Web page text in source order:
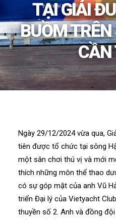
TẠI GIẢI
BUỒM
CẦN
Ngày 29/12/2024 vừa qua,
tiên được tổ chức tại sông
một sân chơi thú vị và mới
thích những môn thể thao
có sự góp mặt của anh Vũ
triển Đại lý của Vietyacht
thuyền số 2. Anh và đồng